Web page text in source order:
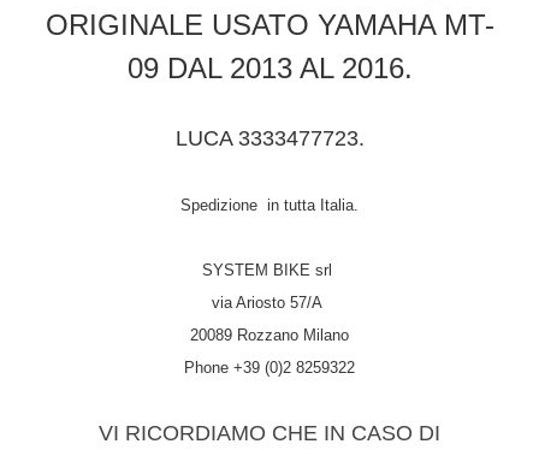
ORIGINALE USATO YAMAHA MT-
09 DAL 2013 AL 2016.
LUCA 3333477723.
Spedizione in tutta Italia.
SYSTEM BIKE srl
via Ariosto 57/A
20089 Rozzano Milano
Phone +39 (0)2 8259322
VI RICORDIAMO CHE IN CASO DI